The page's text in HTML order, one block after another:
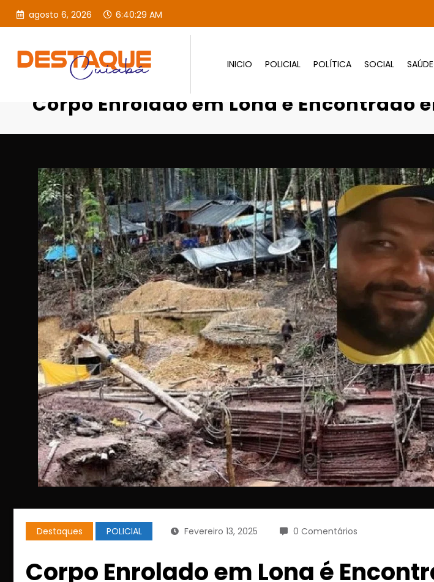
agosto 6, 2026 6:40:30 AM
INICIO POLICIAL POLÍTICA SOCIAL SAÚDE
Página inicial Corpo Enrolado em Lona
Corpo Enrolado em Lona é Encontrado
Destaques POLICIAL Fevereiro 13, 2025 0 Comentários
Corpo Enrolado em Lona é